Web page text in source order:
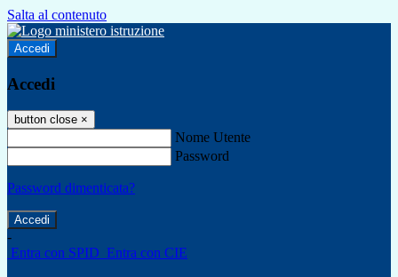
Salta al contenuto
Accedi
Accedi
button close ×
Nome Utente
Password
Password dimenticata?
-
Entra con SPID Entra con CIE